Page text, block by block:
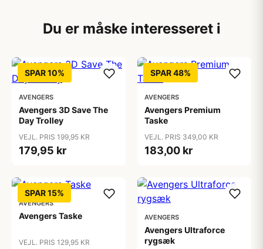
Du er måske interesseret i
SPAR 10%
AVENGERS
Avengers 3D Save The
Day Trolley
VEJL. PRIS 199,95 KR
179,95 kr
SPAR 48%
AVENGERS
Avengers Premium
Taske
VEJL. PRIS 349,00 KR
183,00 kr
SPAR 15%
AVENGERS
Avengers Taske
VEJL. PRIS 129,95 KR
AVENGERS
Avengers Ultraforce
rygsæk